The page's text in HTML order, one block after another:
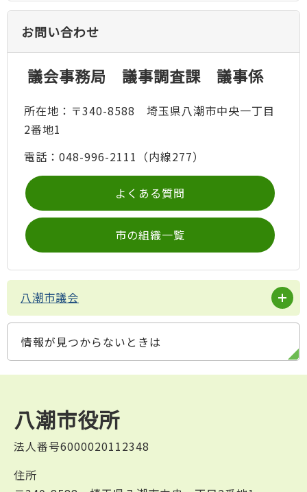
お問い合わせ
議会事務局 議事調査課 議事係
所在地：〒340-8588 埼玉県八潮市中央一丁目
2番地1
電話：048-996-2111（内線277）
よくある質問
市の組織一覧
八潮市議会
情報が見つからないときは
八潮市役所
法人番号6000020112348
住所